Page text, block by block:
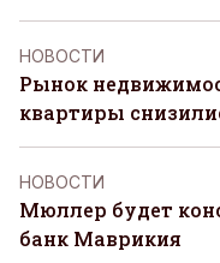
НОВОСТИ
Рынок
квартиры
НОВОСТИ
Мюллер будет
банк Маврикия